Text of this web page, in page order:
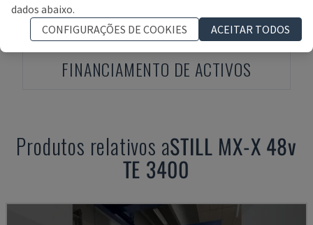
FINANCIAMENTO DE ACTIVOS
Produtos relativos aSTILL MX-X 48v
TE 3400
dados abaixo.
CONFIGURAÇÕES DE COOKIES
ACEITAR TODOS